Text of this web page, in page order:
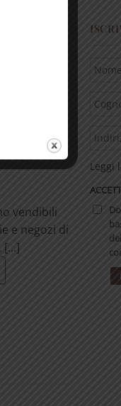
un
vendibili
e negozi di
Leggi